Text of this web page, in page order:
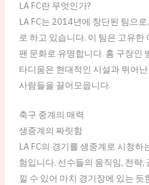
LA FC란 무엇인가?
LA FC는 2014년에 창단된 팀으
로 하고 있습니다. 이 팀은 고유한
팬 문화로 유명합니다. 홈 구장인
타디움은 현대적인 시설과 뛰어
사람들을 끌어모읍니다.
축구 중계의 매력
생중계의 짜릿함
LA FC의 경기를 생중계로 시청하
험입니다. 선수들의 움직임, 전략,
낄 수 있어 마치 경기장에 있는 듯